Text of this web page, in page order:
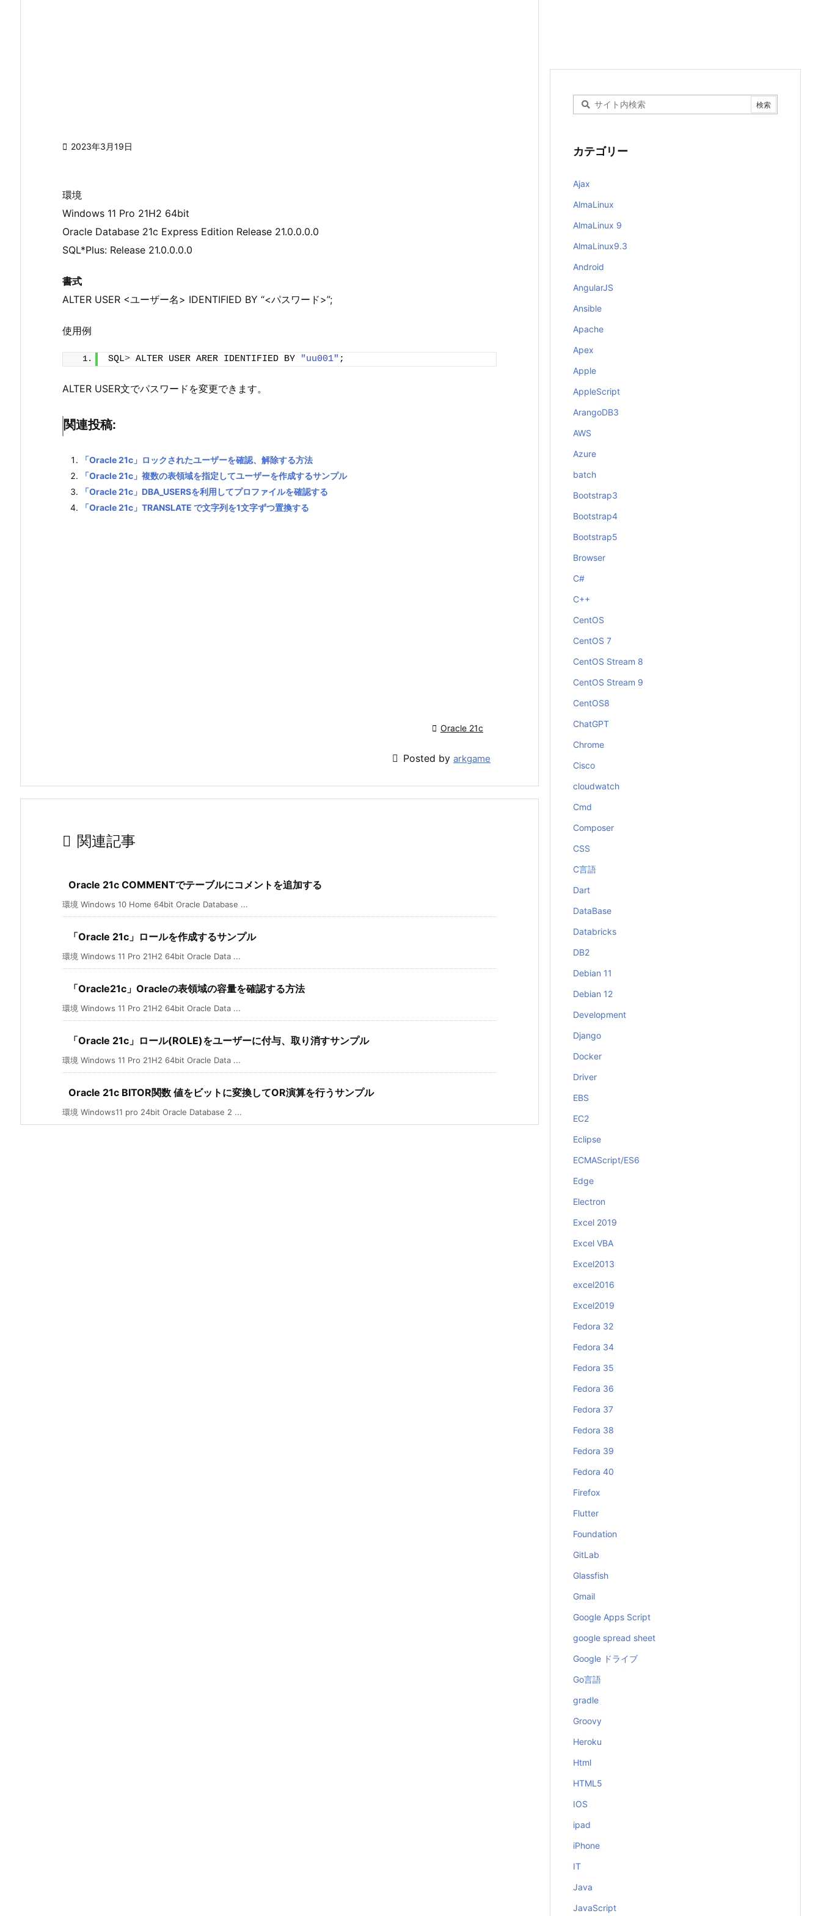
 2023年3月19日
環境
Windows 11 Pro 21H2 64bit
Oracle Database 21c Express Edition Release 21.0.0.0.0
SQL*Plus: Release 21.0.0.0.0
書式
ALTER USER <ユーザー名> IDENTIFIED BY “<パスワード>”;
使用例
SQL> ALTER USER ARER IDENTIFIED BY "uu001" ;
ALTER USER文でパスワードを変更できます。
関連投稿:
「Oracle 21c」ロックされたユーザーを確認、解除する方法
「Oracle 21c」複数の表領域を指定してユーザーを作成するサンプル
「Oracle 21c」DBA_USERSを利用してプロファイルを確認する
「Oracle 21c」TRANSLATE で文字列を1文字ずつ置換する
 Oracle 21c
 Posted by arkgame
 関連記事
Oracle 21c COMMENTでテーブルにコメントを追加する
環境 Windows 10 Home 64bit Oracle Database ...
「Oracle 21c」ロールを作成するサンプル
環境 Windows 11 Pro 21H2 64bit Oracle Data ...
「Oracle21c」Oracleの表領域の容量を確認する方法
環境 Windows 11 Pro 21H2 64bit Oracle Data ...
「Oracle 21c」ロール(ROLE)をユーザーに付与、取り消すサンプル
環境 Windows 11 Pro 21H2 64bit Oracle Data ...
Oracle 21c BITOR関数 値をビットに変換してOR演算を行うサンプル
環境 Windows11 pro 24bit Oracle Database 2 ...
カテゴリー
Ajax
AlmaLinux
AlmaLinux 9
AlmaLinux9.3
Android
AngularJS
Ansible
Apache
Apex
Apple
AppleScript
ArangoDB3
AWS
Azure
batch
Bootstrap3
Bootstrap4
Bootstrap5
Browser
C#
C++
CentOS
CentOS 7
CentOS Stream 8
CentOS Stream 9
CentOS8
ChatGPT
Chrome
Cisco
cloudwatch
Cmd
Composer
CSS
C言語
Dart
DataBase
Databricks
DB2
Debian 11
Debian 12
Development
Django
Docker
Driver
EBS
EC2
Eclipse
ECMAScript/ES6
Edge
Electron
Excel 2019
Excel VBA
Excel2013
excel2016
Excel2019
Fedora 32
Fedora 34
Fedora 35
Fedora 36
Fedora 37
Fedora 38
Fedora 39
Fedora 40
Firefox
Flutter
Foundation
GitLab
Glassfish
Gmail
Google Apps Script
google spread sheet
Google ドライブ
Go言語
gradle
Groovy
Heroku
Html
HTML5
IOS
ipad
iPhone
IT
Java
JavaScript